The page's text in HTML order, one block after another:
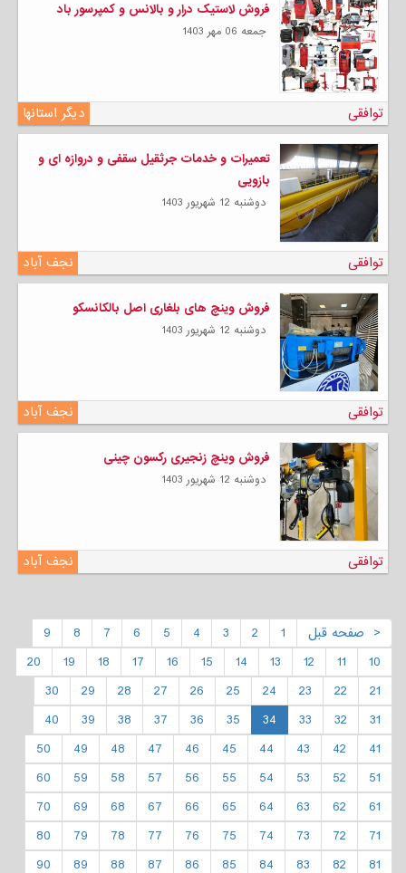
فروش لاستیک درار و بالانس و کمپرسور باد
جمعه 06 مهر 1403
دیگر استانها توافقی
تعمیرات و خدمات جرثقیل سقفی و دروازه ای و
بازویی
دوشنبه 12 شهریور 1403
نجف آباد توافقی
فروش وینچ های بلغاری اصل بالکانسکو
دوشنبه 12 شهریور 1403
نجف آباد توافقی
فروش وینچ زنجیری رکسون چینی
دوشنبه 12 شهریور 1403
نجف آباد توافقی
< صفحه قبل 1
2
3
4
5
6
7
8
9
10
11
12
13
14
15
16
17
18
19
20
21
22
23
24
25
26
27
28
29
30
31
32
33
34
35
36
37
38
39
40
41
42
43
44
45
46
47
48
49
50
51
52
53
54
55
56
57
58
59
60
61
62
63
64
65
66
67
68
69
70
71
72
73
74
75
76
77
78
79
80
81
82
83
84
85
86
87
88
89
90